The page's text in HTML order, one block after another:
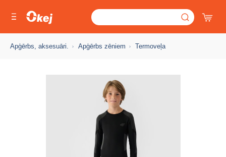
Apģērbs, aksesuāri. Apģērbs zēniem Termoveļa